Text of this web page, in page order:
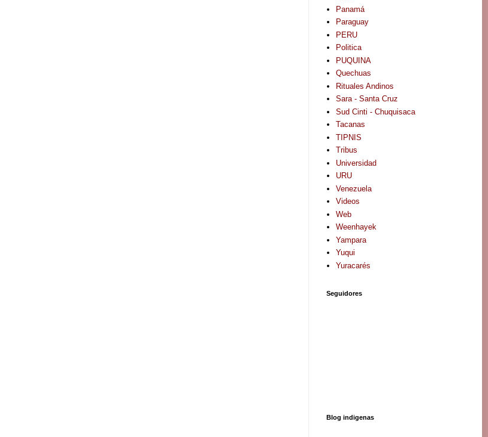
Panamá
Paraguay
PERU
Politica
PUQUINA
Quechuas
Rituales Andinos
Sara - Santa Cruz
Sud Cinti - Chuquisaca
Tacanas
TIPNIS
Tribus
Universidad
URU
Venezuela
Videos
Web
Weenhayek
Yampara
Yuqui
Yuracarés
Seguidores
Blog indigenas